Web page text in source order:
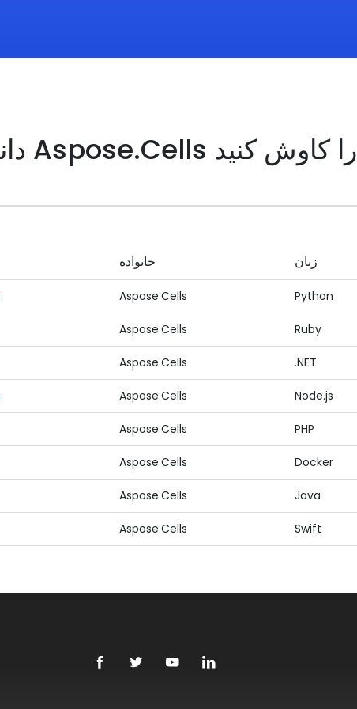
دانلودهای خانواده محصول Aspose.Cells را کاوش کنید
خانواده زبان
Aspose.Cells Python
Aspose.Cells Ruby
Aspose.Cells .NET
Aspose.Cells Node.js
Aspose.Cells PHP
Aspose.Cells Docker
Aspose.Cells Java
Aspose.Cells Swift